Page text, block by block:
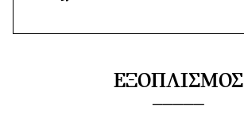
ΕΞΟΠΛΙΣΜΌΣ